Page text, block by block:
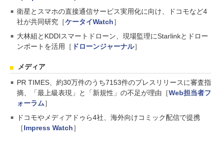
衛星とスマホの直接通信サービス実用化に向け、ドコモなど4
社が共同研究［ケータイWatch］
大林組とKDDIスマートドローン、現場監理にStarlinkとドロー
ンポートを活用［ ドローンジャーナル］
メディア
PR TIMES、約30万件のうち7153件のプレスリリースに審査指
摘、「最上級表現」と「新規性」の不足が理由［Web担当者フ
ォーラム］
ドコモやメディアドゥら4社、海外向けコミック配信で提携
［Impress Watch］